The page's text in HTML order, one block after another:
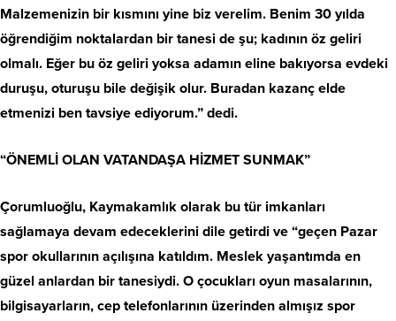
Malzemenizin bir kısmını yine biz verelim. Benim 30 yılda
öğrendiğim noktalardan bir tanesi de şu; kadının öz geliri
olmalı. Eğer bu öz geliri yoksa adamın eline bakıyorsa evdeki
duruşu, oturuşu bile değişik olur. Buradan kazanç elde
etmenizi ben tavsiye ediyorum.” dedi.
“ÖNEMLİ OLAN VATANDAŞA HİZMET SUNMAK”
Çorumluoğlu, Kaymakamlık olarak bu tür imkanları
sağlamaya devam edeceklerini dile getirdi ve “geçen Pazar
spor okullarının açılışına katıldım. Meslek yaşantımda en
güzel anlardan bir tanesiydi. O çocukları oyun masalarının,
bilgisayarların, cep telefonlarının üzerinden almışız spor